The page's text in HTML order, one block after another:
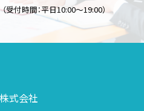
（受付時間：平日10:00〜19:00）
式会社